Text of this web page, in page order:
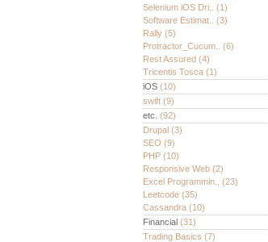
Selenium iOS Dri.. (1)
Software Estimat.. (3)
Rally (5)
Protractor_Cucum.. (6)
Rest Assured (4)
Tricentis Tosca (1)
iOS (10)
swift (9)
etc. (92)
Drupal (3)
SEO (9)
PHP (10)
Responsive Web (2)
Excel Programmin.. (23)
Leetcode (35)
Cassandra (10)
Financial (31)
Trading Basics (7)